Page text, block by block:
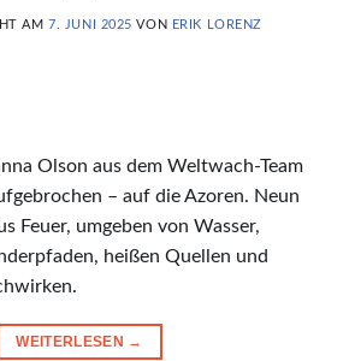
AM7. JUNI 2025 VON ERIK LORENZ
Olson aus dem Weltwach-Team
– auf die Azoren. Neun
Feuer, umgeben von Wasser,
heißen Quellen und
WEITERLESEN →